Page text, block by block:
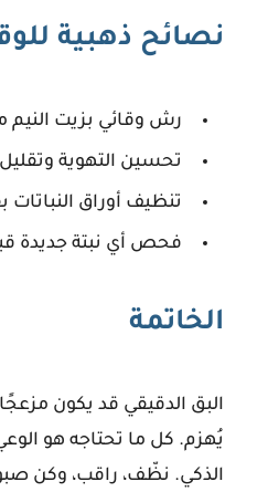
نصائح ذهبية
رش وقائي بزيت النيم
تحسين التهوية
تنظيف أوراق
فحص أي نبتة جديدة
الخاتمة
البق الدقيقي قد يكون
يُهزم. كل ما تحتاجه هو
الذكي. نظّف، راقب، وكن